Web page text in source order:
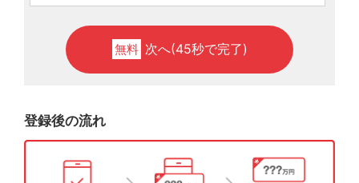
無料 次へ(45秒で完了)
登録後の流れ